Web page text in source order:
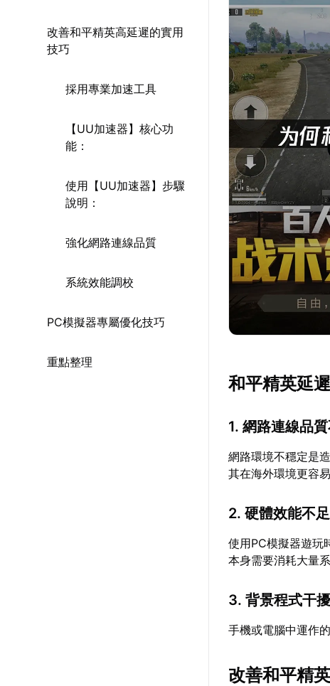
改善和平精英高延遲的實用
技巧
採用專業加速工具
【UU加速器】核心功
能：
使用【UU加速器】步驟
說明：
強化網路連線品質
系統效能調校
PC模擬器專屬優化技巧
重點整理
和平精英延
1. 網路連線品
網路環境不穩定是
其在海外環境更容
2. 硬體效能不足
使用PC模擬器遊玩
本身需要消耗大量
3. 背景程式干擾
手機或電腦中運作
改善和平精